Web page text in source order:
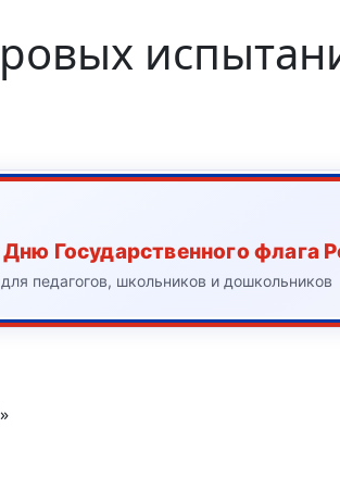
Дню Государственного флага
педагогов, школьников и дошкольников